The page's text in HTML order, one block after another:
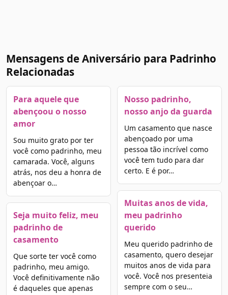
Mensagens de Aniversário para Padrinho
Relacionadas
Para aquele que
abençoou o nosso
amor
Sou muito grato por ter
você como padrinho, meu
camarada. Você, alguns
atrás, nos deu a honra de
abençoar o…
Seja muito feliz, meu
padrinho de
casamento
Que sorte ter você como
padrinho, meu amigo.
Você definitivamente não
é daqueles que apenas
Nosso padrinho,
nosso anjo da guarda
Um casamento que nasce
abençoado por uma
pessoa tão incrível como
você tem tudo para dar
certo. E é por…
Muitas anos de vida,
meu padrinho
querido
Meu querido padrinho de
casamento, quero desejar
muitos anos de vida para
você. Você nos presenteia
sempre com o seu…